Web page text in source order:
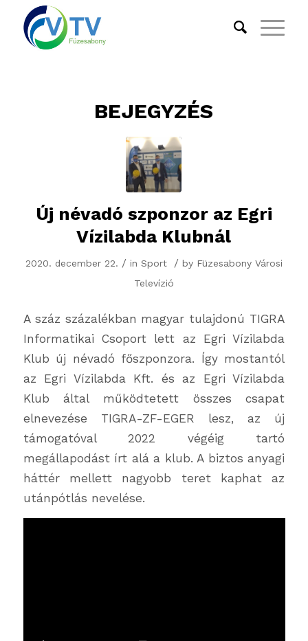
BEJEGYZÉS
Új névadó szponzor az Egri
Vízilabda Klubnál
2020. december 22. / in Sport / by Füzesabony Városi
Televízió
A száz százalékban magyar tulajdonú TIGRA
Informatikai Csoport lett az Egri Vízilabda
Klub új névadó főszponzora. Így mostantól
az Egri Vízilabda Kft. és az Egri Vízilabda
Klub által működtetett összes csapat
elnevezése TIGRA-ZF-EGER lesz, az új
támogatóval 2022 végéig tartó
megállapodást írt alá a klub. A biztos anyagi
háttér mellett nagyobb teret kaphat az
utánpótlás nevelése.